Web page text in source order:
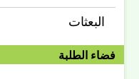
البعثات
فضاء الطلبة